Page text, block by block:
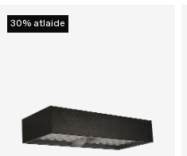
30% atlaide